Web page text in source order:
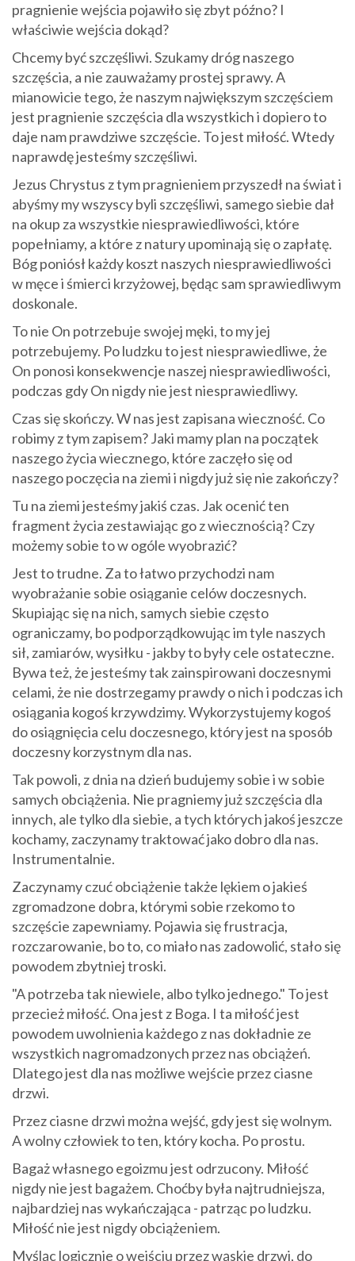
pragnienie wejścia pojawiło się zbyt późno? I
właściwie wejścia dokąd?
Chcemy być szczęśliwi. Szukamy dróg naszego
szczęścia, a nie zauważamy prostej sprawy. A
mianowicie tego, że naszym największym szczęściem
jest pragnienie szczęścia dla wszystkich i dopiero to
daje nam prawdziwe szczęście. To jest miłość. Wtedy
naprawdę jesteśmy szczęśliwi.
Jezus Chrystus z tym pragnieniem przyszedł na świat i
abyśmy my wszyscy byli szczęśliwi, samego siebie dał
na okup za wszystkie niesprawiedliwości, które
popełniamy, a które z natury upominają się o zapłatę.
Bóg poniósł każdy koszt naszych niesprawiedliwości
w męce i śmierci krzyżowej, będąc sam sprawiedliwym
doskonale.
To nie On potrzebuje swojej męki, to my jej
potrzebujemy. Po ludzku to jest niesprawiedliwe, że
On ponosi konsekwencje naszej niesprawiedliwości,
podczas gdy On nigdy nie jest niesprawiedliwy.
Czas się skończy. W nas jest zapisana wieczność. Co
robimy z tym zapisem? Jaki mamy plan na początek
naszego życia wiecznego, które zaczęło się od
naszego poczęcia na ziemi i nigdy już się nie zakończy?
Tu na ziemi jesteśmy jakiś czas. Jak ocenić ten
fragment życia zestawiając go z wiecznością? Czy
możemy sobie to w ogóle wyobrazić?
Jest to trudne. Za to łatwo przychodzi nam
wyobrażanie sobie osiąganie celów doczesnych.
Skupiając się na nich, samych siebie często
ograniczamy, bo podporządkowując im tyle naszych
sił, zamiarów, wysiłku - jakby to były cele ostateczne.
Bywa też, że jesteśmy tak zainspirowani doczesnymi
celami, że nie dostrzegamy prawdy o nich i podczas ich
osiągania kogoś krzywdzimy. Wykorzystujemy kogoś
do osiągnięcia celu doczesnego, który jest na sposób
doczesny korzystnym dla nas.
Tak powoli, z dnia na dzień budujemy sobie i w sobie
samych obciążenia. Nie pragniemy już szczęścia dla
innych, ale tylko dla siebie, a tych których jakoś jeszcze
kochamy, zaczynamy traktować jako dobro dla nas.
Instrumentalnie.
Zaczynamy czuć obciążenie także lękiem o jakieś
zgromadzone dobra, którymi sobie rzekomo to
szczęście zapewniamy. Pojawia się frustracja,
rozczarowanie, bo to, co miało nas zadowolić, stało się
powodem zbytniej troski.
"A potrzeba tak niewiele, albo tylko jednego." To jest
przecież miłość. Ona jest z Boga. I ta miłość jest
powodem uwolnienia każdego z nas dokładnie ze
wszystkich nagromadzonych przez nas obciążeń.
Dlatego jest dla nas możliwe wejście przez ciasne
drzwi.
Przez ciasne drzwi można wejść, gdy jest się wolnym.
A wolny człowiek to ten, który kocha. Po prostu.
Bagaż własnego egoizmu jest odrzucony. Miłość
nigdy nie jest bagażem. Choćby była najtrudniejsza,
najbardziej nas wykańczająca - patrząc po ludzku.
Miłość nie jest nigdy obciążeniem.
Myśląc logicznie o wejściu przez wąskie drzwi, do